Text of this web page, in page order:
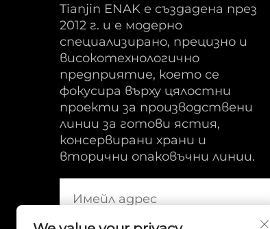
Tianjin ENAK е създадена през
2012 г. и е модерно
специализирано, прецизно и
високотехнологично
предприятие, което се
фокусира върху цялостни
проекти за производствени
линии за готови ястия,
консервирани храни и
вторични опаковъчни линии.